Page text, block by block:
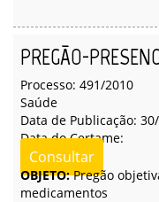
PREGÃO-
Processo: 491/2010
Saúde
Data de Publicação:
Data do Certame:
Consultar
OBJETO:Pregão
medicamentos